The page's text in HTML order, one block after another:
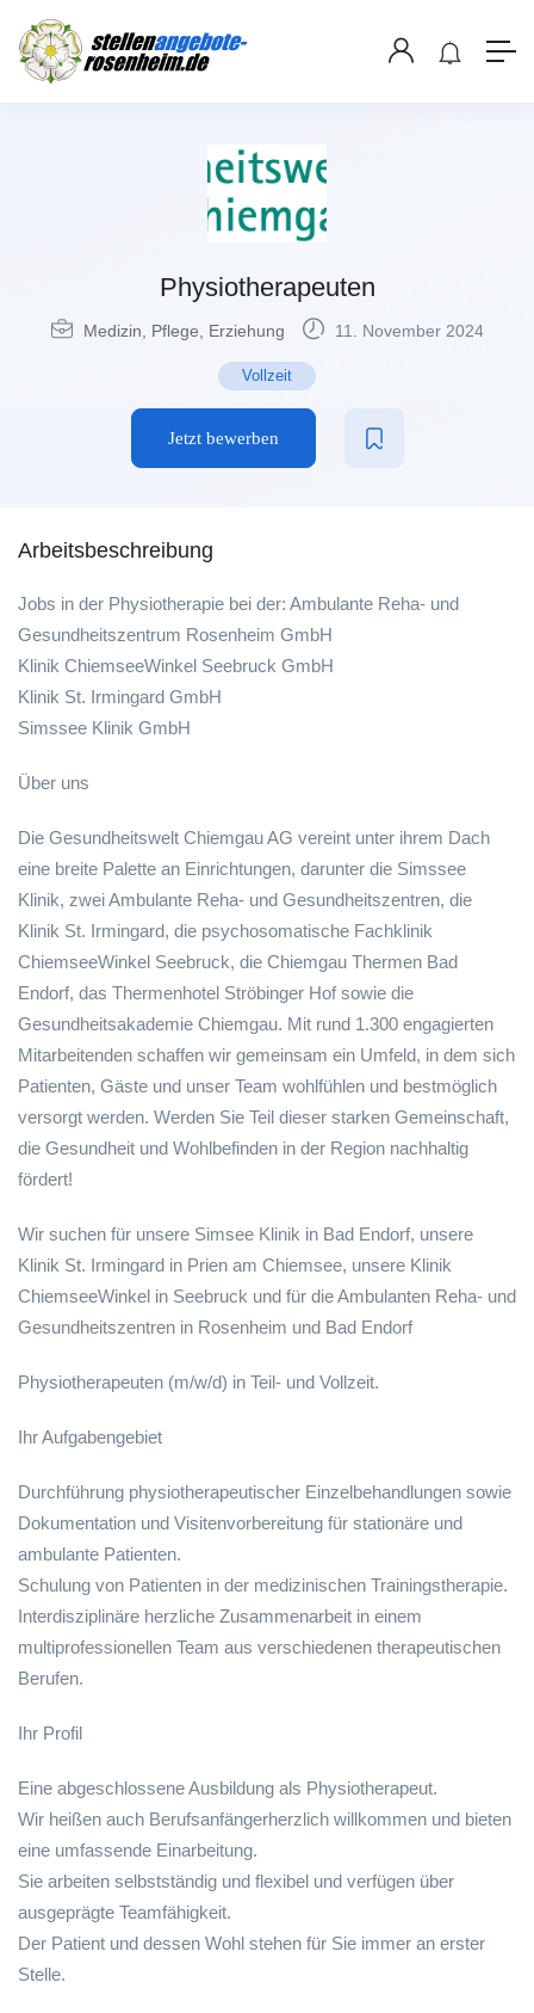
Physiotherapeuten
Medizin, Pflege, Erziehung 11. November 2024
Vollzeit
Jetzt bewerben
Arbeitsbeschreibung
Jobs in der Physiotherapie bei der: Ambulante Reha- und
Gesundheitszentrum Rosenheim GmbH
Klinik ChiemseeWinkel Seebruck GmbH
Klinik St. Irmingard GmbH
Simssee Klinik GmbH
Über uns
Die Gesundheitswelt Chiemgau AG vereint unter ihrem Dach
eine breite Palette an Einrichtungen, darunter die Simssee
Klinik, zwei Ambulante Reha- und Gesundheitszentren, die
Klinik St. Irmingard, die psychosomatische Fachklinik
ChiemseeWinkel Seebruck, die Chiemgau Thermen Bad
Endorf, das Thermenhotel Ströbinger Hof sowie die
Gesundheitsakademie Chiemgau. Mit rund 1.300 engagierten
Mitarbeitenden schaffen wir gemeinsam ein Umfeld, in dem sich
Patienten, Gäste und unser Team wohlfühlen und bestmöglich
versorgt werden. Werden Sie Teil dieser starken Gemeinschaft,
die Gesundheit und Wohlbefinden in der Region nachhaltig
fördert!
Wir suchen für unsere Simsee Klinik in Bad Endorf, unsere
Klinik St. Irmingard in Prien am Chiemsee, unsere Klinik
ChiemseeWinkel in Seebruck und für die Ambulanten Reha- und
Gesundheitszentren in Rosenheim und Bad Endorf
Physiotherapeuten (m/w/d) in Teil- und Vollzeit.
Ihr Aufgabengebiet
Durchführung physiotherapeutischer Einzelbehandlungen sowie
Dokumentation und Visitenvorbereitung für stationäre und
ambulante Patienten.
Schulung von Patienten in der medizinischen Trainingstherapie.
Interdisziplinäre herzliche Zusammenarbeit in einem
multiprofessionellen Team aus verschiedenen therapeutischen
Berufen.
Ihr Profil
Eine abgeschlossene Ausbildung als Physiotherapeut.
Wir heißen auch Berufsanfängerherzlich willkommen und bieten
eine umfassende Einarbeitung.
Sie arbeiten selbstständig und flexibel und verfügen über
ausgeprägte Teamfähigkeit.
Der Patient und dessen Wohl stehen für Sie immer an erster
Stelle.